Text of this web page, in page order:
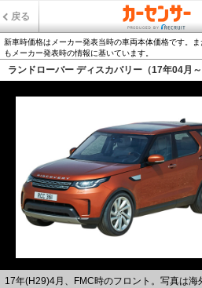
戻る
新車時価格はメーカー発表当時の車両本体価格です。
もメーカー発表時の情報に基いています。
ランドローバー ディスカバリー（17年04月
17年(H29)4月、FMC時のフロント。写真は